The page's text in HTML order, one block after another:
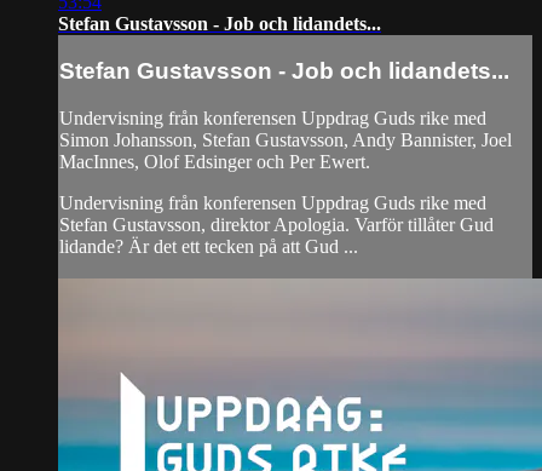
Stefan Gustavsson - Job och lidandets...
Stefan Gustavsson - Job och lidandets...
Undervisning från konferensen Uppdrag Guds rike med
Simon Johansson, Stefan Gustavsson, Andy Bannister, Joel
MacInnes, Olof Edsinger och Per Ewert.
Undervisning från konferensen Uppdrag Guds rike med
Stefan Gustavsson, direktor Apologia. Varför tillåter Gud
lidande? Är det ett tecken på att Gud ...